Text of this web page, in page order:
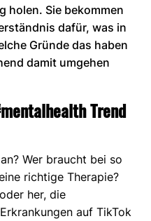
holen. Sie bekommen
dafür, was in
Gründe das haben
damit umgehen
Trend
Wer braucht bei so
richtige Therapie?
her, die
auf TikTok